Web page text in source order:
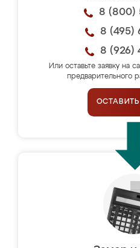
8 (800)
8 (495)
8 (926)
Или оставьте заявку на
предварительного